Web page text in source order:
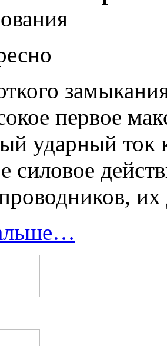
первое
ударный ток
силовое